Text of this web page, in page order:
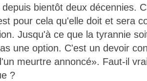
bientôt deux décennies.
pour cela qu'elle doit et sera
Jusqu'à ce que la tyrannie
une option. C'est un devoir
meurtre annoncé». Faut-il
?